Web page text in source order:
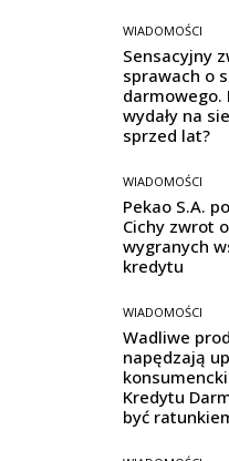
WIADOMOŚCI
Sensacyjny
sprawach o
darmowego.
wydały na
sprzed lat?
WIADOMOŚCI
Pekao S.A.
Cichy zwrot
wygranych
kredytu
WIADOMOŚCI
Wadliwe
napędzają
Kredytu
być